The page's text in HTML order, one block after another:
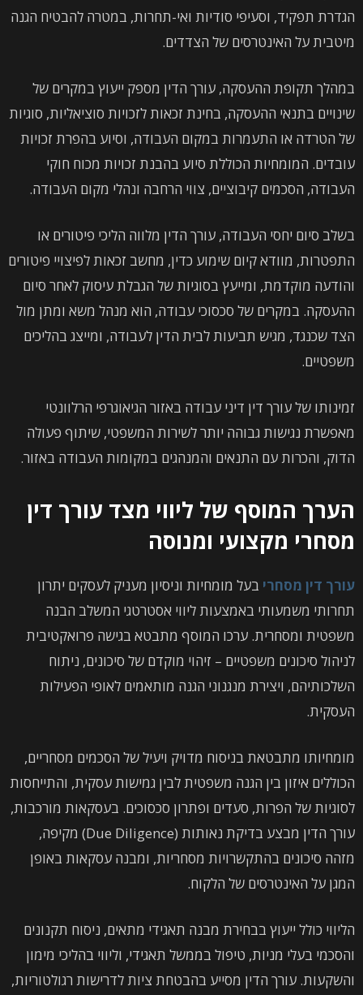
הגדרת תפקיד, וסעיפי סודיות ואי-תחרות, במטרה להבטיח הגנה
מיטבית על האינטרסים של הצדדים.
במהלך תקופת ההעסקה, עורך הדין מספק ייעוץ במקרים של
שינויים בתנאי ההעסקה, בחינת זכאות לזכויות סוציאליות, סוגיות
של הטרדה או התעמרות במקום העבודה, וסיוע בהפרת זכויות
עובדים. המומחיות הכוללת סיוע בהבנת זכויות מכוח חוקי
העבודה, הסכמים קיבוציים, צווי הרחבה ונהלי מקום העבודה.
בשלב סיום יחסי העבודה, עורך הדין מלווה הליכי פיטורים או
התפטרות, מוודא קיום שימוע כדין, מחשב זכאות לפיצויי פיטורים
והודעה מוקדמת, ומייעץ בסוגיות של הגבלת עיסוק לאחר סיום
ההעסקה. במקרים של סכסוכי עבודה, הוא מנהל משא ומתן מול
הצד שכנגד, מגיש תביעות לבית הדין לעבודה, ומייצג בהליכים
משפטיים.
זמינותו של עורך דין דיני עבודה באזור הגיאוגרפי הרלוונטי
מאפשרת נגישות גבוהה יותר לשירות המשפטי, שיתוף פעולה
הדוק, והכרות עם התנאים והמנהגים במקומות העבודה באזור.
הערך המוסף של ליווי מצד עורך דין
מסחרי מקצועי ומנוסה
עורך דין מסחרי בעל מומחיות וניסיון מעניק לעסקים יתרון
תחרותי משמעותי באמצעות ליווי אסטרטגי המשלב הבנה
משפטית ומסחרית. ערכו המוסף מתבטא בגישה פרואקטיבית
לניהול סיכונים משפטיים – זיהוי מוקדם של סיכונים, ניתוח
השלכותיהם, ויצירת מנגנוני הגנה מותאמים לאופי הפעילות
העסקית.
מומחיותו מתבטאת בניסוח מדויק ויעיל של הסכמים מסחריים,
הכוללים איזון בין הגנה משפטית לבין גמישות עסקית, והתייחסות
לסוגיות של הפרות, סעדים ופתרון סכסוכים. בעסקאות מורכבות,
עורך הדין מבצע בדיקת נאותות (Due Diligence) מקיפה,
מזהה סיכונים בהתקשרויות מסחריות, ומבנה עסקאות באופן
המגן על האינטרסים של הלקוח.
הליווי כולל ייעוץ בבחירת מבנה תאגידי מתאים, ניסוח תקנונים
והסכמי בעלי מניות, טיפול בממשל תאגידי, וליווי בהליכי מימון
והשקעות. עורך הדין מסייע בהבטחת ציות לדרישות רגולטוריות,